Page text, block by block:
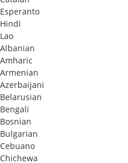
Esperanto
Hindi
Lao
Albanian
Amharic
Armenian
Azerbaijani
Belarusian
Bengali
Bosnian
Bulgarian
Cebuano
Chichewa